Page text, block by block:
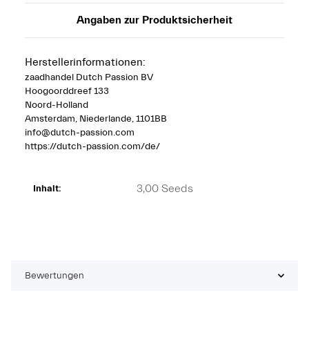
Angaben zur Produktsicherheit
Herstellerinformationen:
zaadhandel Dutch Passion BV
Hoogoorddreef 133
Noord-Holland
Amsterdam, Niederlande, 1101BB
info@dutch-passion.com
https://dutch-passion.com/de/
Inhalt: 3,00 Seeds
Bewertungen